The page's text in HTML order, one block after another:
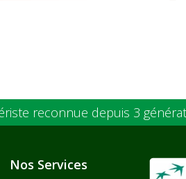
reconnue depuis 3
Nos Services